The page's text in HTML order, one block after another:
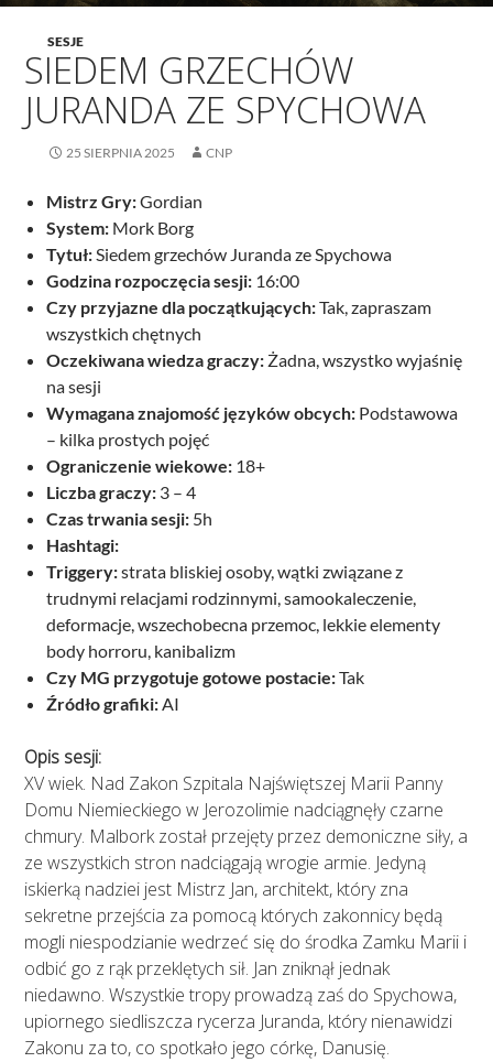
SESJE
SIEDEM GRZECHÓW
JURANDA ZE SPYCHOWA
25 SIERPNIA 2025 CNP
Mistrz Gry:Gordian
System: Mork Borg
Tytuł:Siedem grzechów Juranda ze Spychowa
Godzina rozpoczęcia sesji: 16:00
Czy przyjazne dla początkujących:Tak, zapraszam
wszystkich chętnych
Oczekiwana wiedza graczy: Żadna, wszystko wyjaśnię
na sesji
Wymagana znajomość języków obcych: Podstawowa
– kilka prostych pojęć
Ograniczenie wiekowe: 18+
Liczba graczy: 3 – 4
Czas trwania sesji: 5h
Hashtagi:
Triggery:strata bliskiej osoby, wątki związane z
trudnymi relacjami rodzinnymi, samookaleczenie,
deformacje, wszechobecna przemoc, lekkie elementy
body horroru, kanibalizm
Czy MG przygotuje gotowe postacie:Tak
Źródło grafiki:AI
Opis sesji:
XV wiek. Nad Zakon Szpitala Najświętszej Marii Panny
Domu Niemieckiego w Jerozolimie nadciągnęły czarne
chmury. Malbork został przejęty przez demoniczne siły, a
ze wszystkich stron nadciągają wrogie armie. Jedyną
iskierką nadziei jest Mistrz Jan, architekt, który zna
sekretne przejścia za pomocą których zakonnicy będą
mogli niespodzianie wedrzeć się do środka Zamku Marii i
odbić go z rąk przeklętych sił. Jan zniknął jednak
niedawno. Wszystkie tropy prowadzą zaś do Spychowa,
upiornego siedliszcza rycerza Juranda, który nienawidzi
Zakonu za to, co spotkało jego córkę, Danusię.